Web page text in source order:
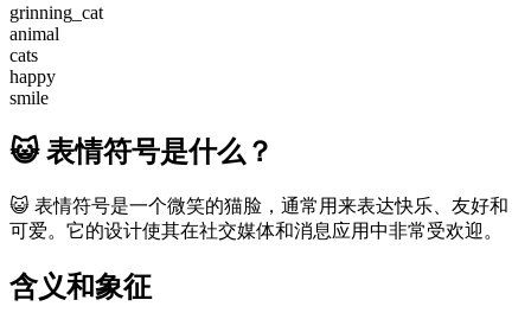
grinning_cat
animal
cats
happy
smile
😺 表情符号是什么？
😺 表情符号是一个微笑的猫脸，通常用来表达快乐、友好和
可爱。它的设计使其在社交媒体和消息应用中非常受欢迎。
含义和象征